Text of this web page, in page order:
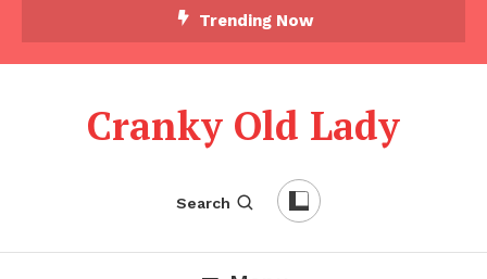
Trending Now
Cranky Old Lady
Search